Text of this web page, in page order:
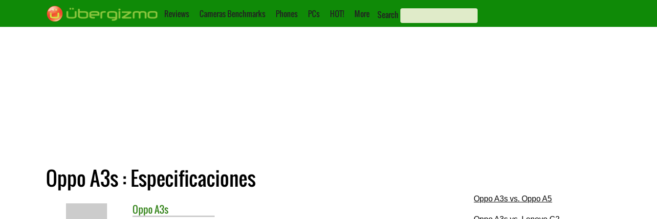
Reviews Cameras Benchmarks Phones PCs HOT! More Search
Oppo A3s : Especificaciones
OppoA3s
Oppo A3s vs. Oppo A5